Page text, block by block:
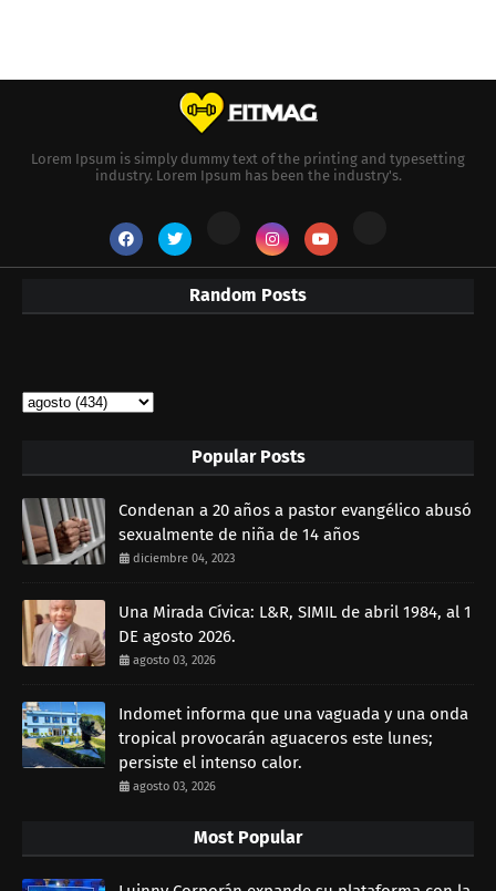
Lorem Ipsum is simply dummy text of the printing and typesetting
industry. Lorem Ipsum has been the industry's.
Random Posts
Popular Posts
Condenan a 20 años a pastor evangélico abusó
sexualmente de niña de 14 años
diciembre 04, 2023
Una Mirada Cívica: L&R, SIMIL de abril 1984, al 1
DE agosto 2026.
agosto 03, 2026
Indomet informa que una vaguada y una onda
tropical provocarán aguaceros este lunes;
persiste el intenso calor.
agosto 03, 2026
Most Popular